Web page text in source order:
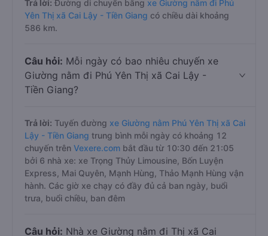
Trả lời: Đường di chuyển bằng xe Giường nằm đi Phú
Yên Thị xã Cai Lậy - Tiền Giang có chiều dài khoảng
586 km.
Câu hỏi: Mỗi ngày có bao nhiêu chuyến xe
Giường nằm đi Phú Yên Thị xã Cai Lậy -
Tiền Giang?
Trả lời: Tuyến đường xe Giường nằm Phú Yên Thị xã Cai
Lậy - Tiền Giang trung bình mỗi ngày có khoảng 12
chuyến trên Vexere.com bắt đầu từ 10:30 đến 21:05
bởi 6 nhà xe: xe Trọng Thủy Limousine, Bốn Luyện
Express, Mai Quyên, Mạnh Hùng, Thảo Mạnh Hùng vận
hành. Các giờ xe chạy có đầy đủ cả ban ngày, buổi
trưa, buổi chiều, ban đêm
Câu hỏi: Nhà xe Giường nằm đi Thị xã Cai